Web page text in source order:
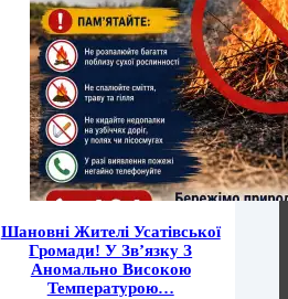
Шановні Жителі Усатівської
Громади! У Зв’язку З
Аномально Високою
Температурою…